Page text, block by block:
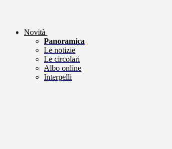
Novità
Panoramica
Le notizie
Le circolari
Albo online
Interpelli